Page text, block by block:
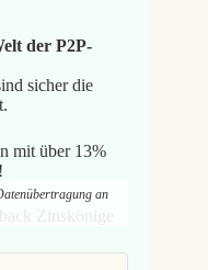
der P2P-
sicher die
mit über 13%
an
Zinskönige